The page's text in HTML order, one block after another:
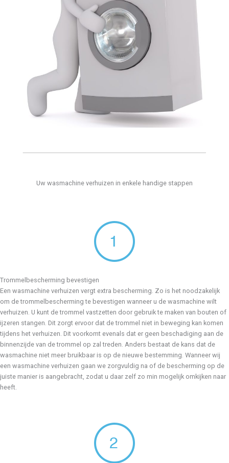
Uw wasmachine verhuizen in enkele handige stappen
Trommelbescherming bevestigen
Een wasmachine verhuizen vergt extra bescherming. Zo is het noodzakelijk
om de trommelbescherming te bevestigen wanneer u de wasmachine wilt
verhuizen. U kunt de trommel vastzetten door gebruik te maken van bouten of
ijzeren stangen. Dit zorgt ervoor dat de trommel niet in beweging kan komen
tijdens het verhuizen. Dit voorkomt evenals dat er geen beschadiging aan de
binnenzijde van de trommel op zal treden. Anders bestaat de kans dat de
wasmachine niet meer bruikbaar is op de nieuwe bestemming. Wanneer wij
een wasmachine verhuizen gaan we zorgvuldig na of de bescherming op de
juiste manier is aangebracht, zodat u daar zelf zo min mogelijk omkijken naar
heeft.